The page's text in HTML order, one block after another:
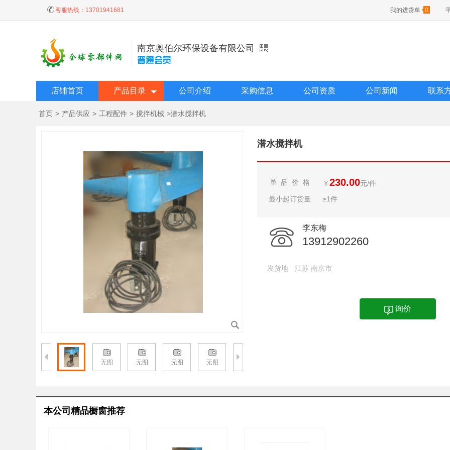
客服热线： 13701941681 我的进货单 0
南京奥伯尔环保设备有限公司
店铺首页 产品目录 公司介绍 采购信息 公司资质 公司新闻 联系
首页 > 产品供应 > 工程配件 > 搅拌机械 >潜水搅拌机
潜水搅拌机
单 品 价 格
最小起订货量
￥230.00元/件
≥1件
李东梅
13912902260
发货地 江苏 南京市
询价
本公司精品橱窗推荐